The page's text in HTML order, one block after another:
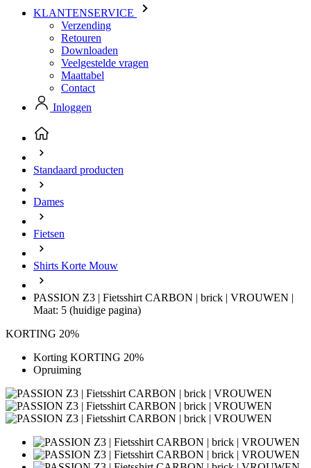
KLANTENSERVICE
Verzending
Retouren
Downloaden
Veelgestelde vragen
Maattabel
Contact
Inloggen
Standaard producten
Dames
Fietsen
Shirts Korte Mouw
PASSION Z3 | Fietsshirt CARBON | brick | VROUWEN |
Maat: 5 (huidige pagina)
KORTING 20%
Korting KORTING 20%
Opruiming